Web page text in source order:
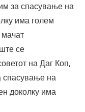
за спасување на
има голем
мачат
се
на Даг Коп,
спасување на
доколку има